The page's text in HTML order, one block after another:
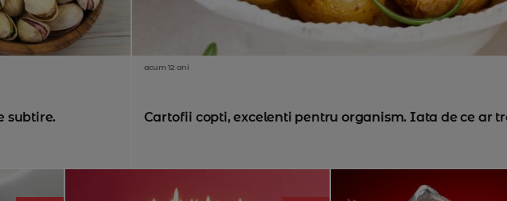
subtire.
acum 12 ani
Cartofii copti, excelenti pentru organism. Iata de ce ar